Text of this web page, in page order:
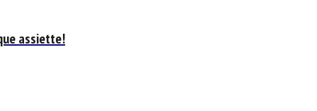
assiette!